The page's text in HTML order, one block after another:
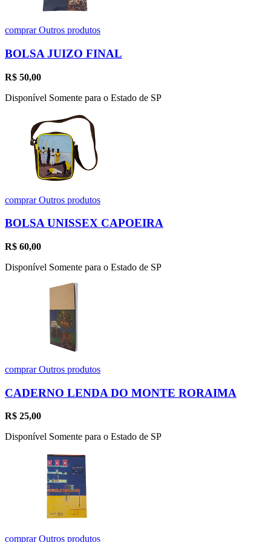
comprarOutros produtos
BOLSA JUIZO FINAL
R$ 50,00
Disponível Somente para o Estado de SP
comprarOutros produtos
BOLSA UNISSEX CAPOEIRA
R$ 60,00
Disponível Somente para o Estado de SP
comprarOutros produtos
CADERNO LENDA DO MONTE RORAIMA
R$ 25,00
Disponível Somente para o Estado de SP
comprarOutros produtos